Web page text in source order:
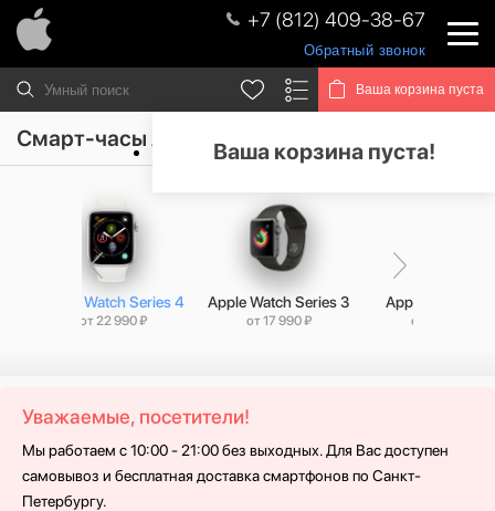
+7 (812) 409-38-67
Обратный звонок
Ваша корзина пуста
Ваша корзина пуста!
Смарт-часы Apple Watch Series 4
Apple Watch Series 4
от 22 990 ₽
Apple Watch Series 3
от 17 990 ₽
Apple Watch SE
от 34 990 ₽
Уважаемые, посетители!
Мы работаем с 10:00 - 21:00 без выходных. Для Вас доступен
самовывоз и бесплатная доставка смартфонов по Санкт-
Петербургу.